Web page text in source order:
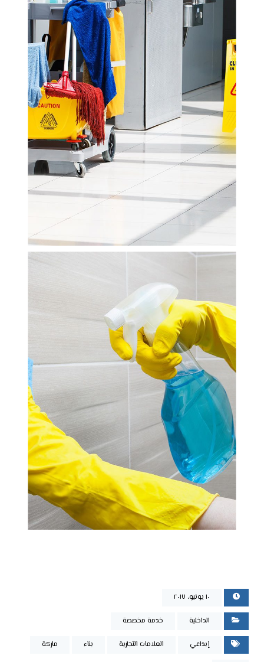
١٠ يونيو، ٢٠١٧
الداخلية خدمة مخصصة
إبداعي العلامات التجارية بناء ماركة